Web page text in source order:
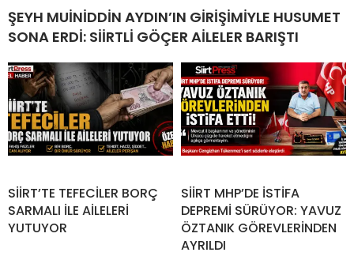
ŞEYH MUİNİDDİN AYDIN’IN GİRİŞİMİYLE HUSUMET
SONA ERDİ: SİİRTLİ GÖÇER AİLELER BARIŞTI
SİİRT’TE TEFECİLER BORÇ
SARMALI İLE AİLELERİ
YUTUYOR
SİİRT MHP’DE İSTİFA
DEPREMİ SÜRÜYOR: YAVUZ
ÖZTANIK GÖREVLERİNDEN
AYRILDI